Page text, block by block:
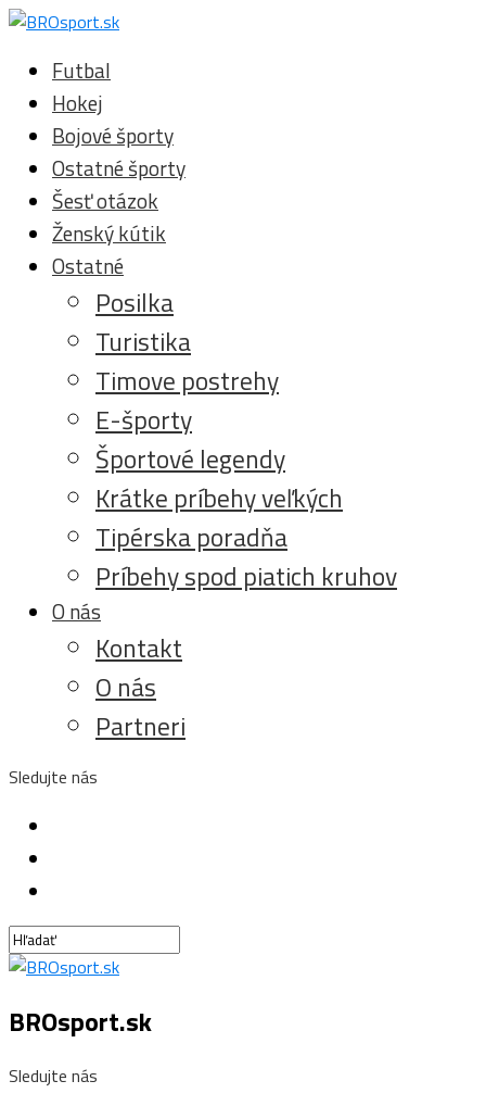
Futbal
Hokej
Bojové športy
Ostatné športy
Šesť otázok
Ženský kútik
Ostatné
Posilka
Turistika
Timove postrehy
E-športy
Športové legendy
Krátke príbehy veľkých
Tipérska poradňa
Príbehy spod piatich kruhov
O nás
Kontakt
O nás
Partneri
Sledujte nás
BROsport.sk
Sledujte nás